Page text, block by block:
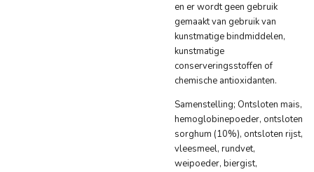
en er wordt geen gebruik
gemaakt van gebruik van
kunstmatige bindmiddelen,
kunstmatige
conserveringsstoffen of
chemische antioxidanten.
Samenstelling; Ontsloten mais,
hemoglobinepoeder, ontsloten
sorghum (10%), ontsloten rijst,
vleesmeel, rundvet,
weipoeder, biergist,